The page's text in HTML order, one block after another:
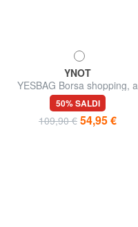
YNOT
YESBAG Borsa shopping, a
spalla
50% SALDI
109,90 € 54,95 €